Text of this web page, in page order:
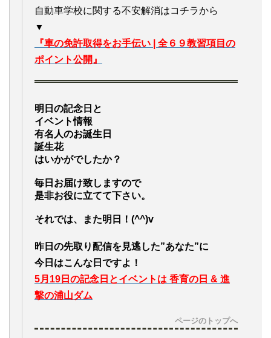
自動車学校に関する不安解消はコチラから
▼
『車の免許取得をお手伝い | 全６９教習項目の
ポイント公開』
明日の記念日と
イベント情報
有名人のお誕生日
誕生花
はいかがでしたか？
毎日お届け致しますので
是非お役に立てて下さい。
それでは、また明日！(^^)v
昨日の先取り配信を見逃した”あなた”に
今日はこんな日ですよ！
5月19日の記念日とイベントは 香育の日 & 進
撃の浦山ダム
ページのトップへ